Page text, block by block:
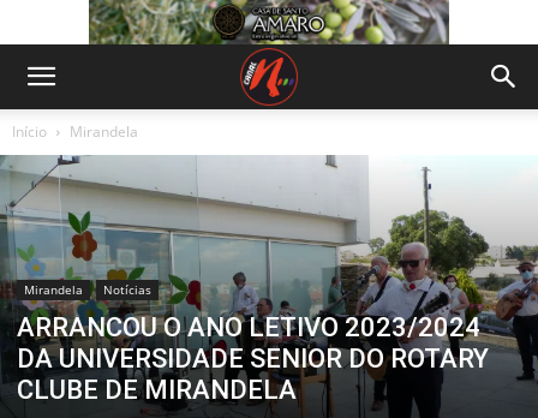
Início Mirandela
Mirandela Notícias
ARRANCOU O ANO LETIVO 2023/2024
DA UNIVERSIDADE SENIOR DO ROTARY
CLUBE DE MIRANDELA